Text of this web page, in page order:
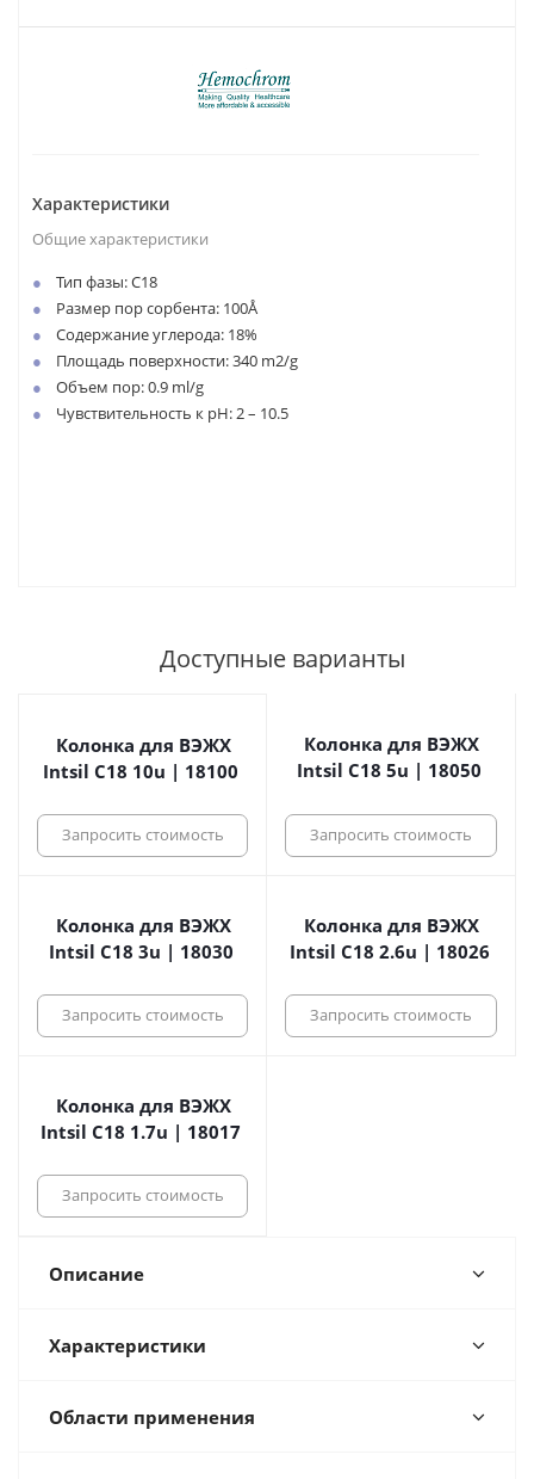
Характеристики
Общие характеристики
Тип фазы: C18
Размер пор сорбента: 100Å
Содержание углерода: 18%
Площадь поверхности: 340 m2/g
Объем пор: 0.9 ml/g
Чувствительность к pH: 2 – 10.5
Доступные варианты
Колонка для ВЭЖХ
Intsil C18 10u | 18100
Запросить стоимость
Колонка для ВЭЖХ
Intsil C18 5u | 18050
Запросить стоимость
Колонка для ВЭЖХ
Intsil C18 3u | 18030
Запросить стоимость
Колонка для ВЭЖХ
Intsil C18 2.6u | 18026
Запросить стоимость
Колонка для ВЭЖХ
Intsil C18 1.7u | 18017
Запросить стоимость
Описание
Характеристики
Области применения